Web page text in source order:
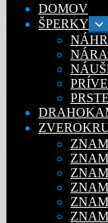
DOMOV
ŠPERKY